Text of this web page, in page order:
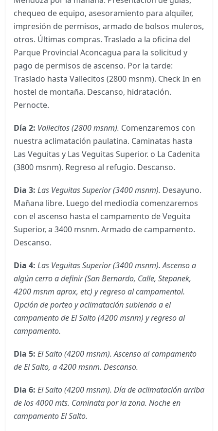
chequeo de equipo, asesoramiento para alquiler,
impresión de permisos, armado de bolsos muleros,
otros. Últimas compras. Traslado a la oficina del
Parque Provincial Aconcagua para la solicitud y
pago de permisos de ascenso. Por la tarde:
Traslado hasta Vallecitos (2800 msnm). Check In en
hostel de montaña. Descanso, hidratación.
Pernocte.
Día 2: Vallecitos (2800 msnm). Comenzaremos con
nuestra aclimatación paulatina. Caminatas hasta
Las Veguitas y Las Veguitas Superior. o La Cadenita
(3800 msnm). Regreso al refugio. Descanso.
Dia 3: Las Veguitas Superior (3400 msnm). Desayuno.
Mañana libre. Luego del mediodía comenzaremos
con el ascenso hasta el campamento de Veguita
Superior, a 3400 msnm. Armado de campamento.
Descanso.
Dia 4: Las Veguitas Superior (3400 msnm). Ascenso a
algún cerro a definir (San Bernardo, Calle, Stepanek,
4200 msnm aprox, etc) y regreso al campamentol.
Opción de porteo y aclimatación subiendo a el
campamento de El Salto (4200 msnm) y regreso al
campamento.
Dia 5: El Salto (4200 msnm). Ascenso al campamento
de El Salto, a 4200 msnm. Descanso.
Dia 6: El Salto (4200 msnm). Día de aclimatación arriba
de los 4000 mts. Caminata por la zona. Noche en
campamento El Salto.